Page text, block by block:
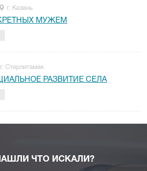
г. Казань
МУЖЕМ
г. Стерлитамак
РАЗВИТИЕ СЕЛА
ЧТО ИСКАЛИ?